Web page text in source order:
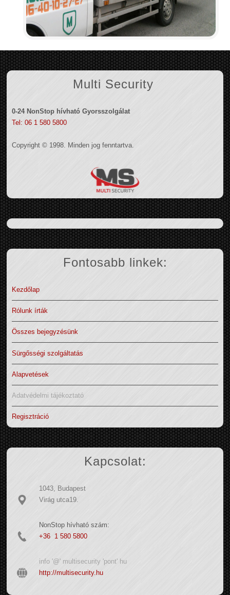
Multi Security
0-24 NonStop hívható Gyorsszolgálat
Tel: 06 1 580 5800
Copyright © 1998. Minden jog fenntartva.
Fontosabb linkek:
Kezdőlap
Rólunk írták
Összes bejegyzésünk
Sürgősségi szolgáltatás
Alapvetések
Adatvédelmi tájékoztató
Regisztráció
Kapcsolat:
1043, Budapest
Virág utca19.
NonStop hívható szám:
+36 1 580 5800
info '@' multisecurity 'pont' hu
http://multisecurity.hu